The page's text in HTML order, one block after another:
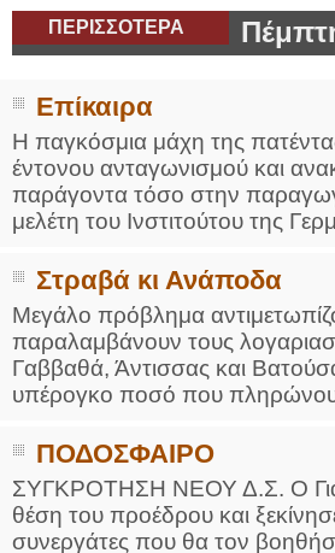
ΠΕΡΙΣΣΟΤΕΡΑ
Επίκαιρα
Η παγκόσμια μάχη της
έντονου ανταγωνισμού και
παράγοντα τόσο στην
μελέτη του Ινστιτούτου της
Στραβά κι Ανάποδα
Μεγάλο πρόβλημα
παραλαμβάνουν τους
Γαββαθά, Άντισσας και
υπέρογκο ποσό που
ΠΟΔΟΣΦΑΙΡΟ
ΣΥΓΚΡΟΤΗΣΗ ΝΕΟΥ Δ.Σ. Ο
θέση του προέδρου και
συνεργάτες που θα τον